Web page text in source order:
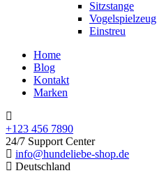
Sitzstange
Vogelspielzeug
Einstreu
Home
Blog
Kontakt
Marken
+123 456 7890
24/7 Support Center
info@hundeliebe-shop.de
Deutschland